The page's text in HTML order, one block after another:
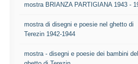
mostra BRIANZA PARTIGIANA 1943 -
mostra di disegni e poesie nel ghetto di
Terezin 1942-1944
mostra - disegni e poesie dei bambini del